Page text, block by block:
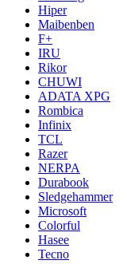
Hiper
Maibenben
F+
IRU
Rikor
CHUWI
ADATA XPG
Rombica
Infinix
TCL
Razer
NERPA
Durabook
Sledgehammer
Microsoft
Colorful
Hasee
Tecno